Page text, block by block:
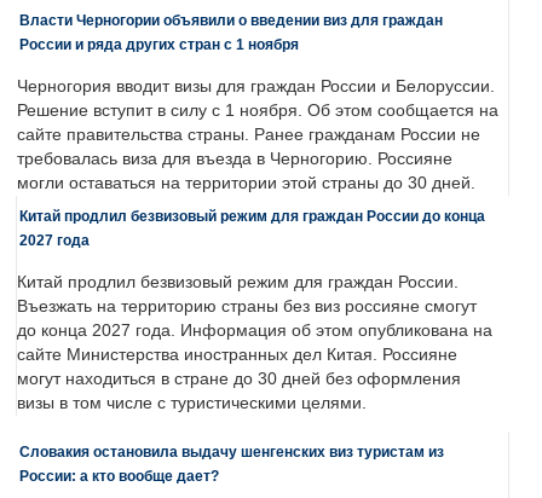
Власти Черногории объявили о введении виз для граждан
России и ряда других стран с 1 ноября
Черногория вводит визы для граждан России и Белоруссии.
Решение вступит в силу с 1 ноября. Об этом сообщается на
сайте правительства страны. Ранее гражданам России не
требовалась виза для въезда в Черногорию. Россияне
могли оставаться на территории этой страны до 30 дней.
Китай продлил безвизовый режим для граждан России до конца
2027 года
Китай продлил безвизовый режим для граждан России.
Въезжать на территорию страны без виз россияне смогут
до конца 2027 года. Информация об этом опубликована на
сайте Министерства иностранных дел Китая. Россияне
могут находиться в стране до 30 дней без оформления
визы в том числе с туристическими целями.
Словакия остановила выдачу шенгенских виз туристам из
России: а кто вообще дает?